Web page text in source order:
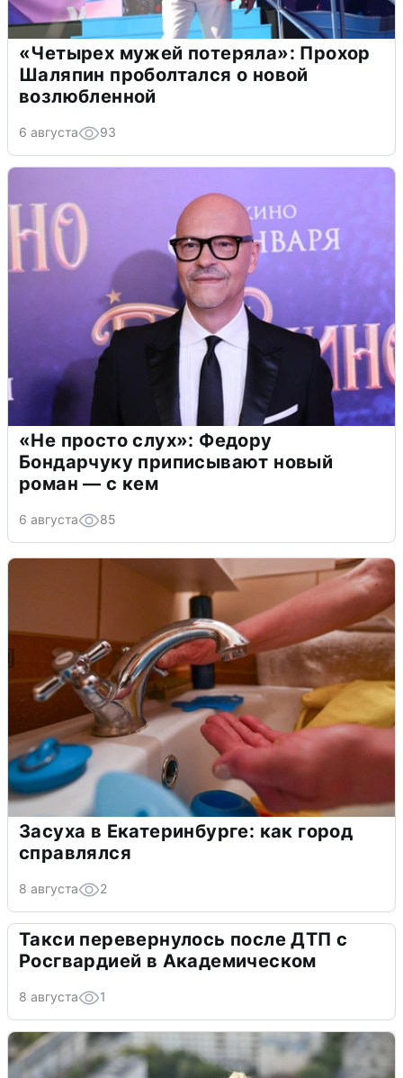
«Четырех мужей потеряла»: Прохор
Шаляпин проболтался о новой
возлюбленной
6 августа 93
«Не просто слух»: Федору
Бондарчуку приписывают новый
роман — с кем
6 августа 85
Засуха в Екатеринбурге: как город
справлялся
8 августа 2
Такси перевернулось после ДТП с
Росгвардией в Академическом
8 августа 1